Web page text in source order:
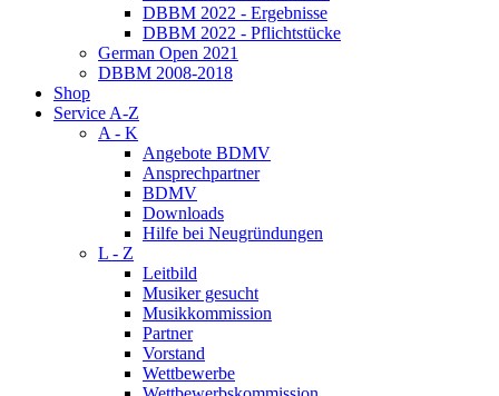
DBBM 2022 - Ergebnisse
DBBM 2022 - Pflichtstücke
German Open 2021
DBBM 2008-2018
Shop
Service A-Z
A - K
Angebote BDMV
Ansprechpartner
BDMV
Downloads
Hilfe bei Neugründungen
L - Z
Leitbild
Musiker gesucht
Musikkommission
Partner
Vorstand
Wettbewerbe